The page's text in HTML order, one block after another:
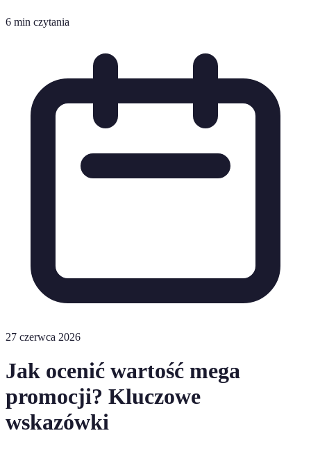
6 min czytania
27 czerwca 2026
Jak ocenić wartość mega
promocji? Kluczowe
wskazówki